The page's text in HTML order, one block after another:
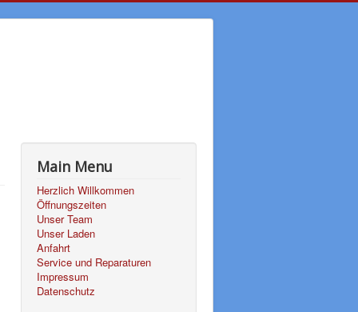
Main Menu
Herzlich Willkommen
Öffnungszeiten
Unser Team
Unser Laden
Anfahrt
Service und Reparaturen
Impressum
Datenschutz